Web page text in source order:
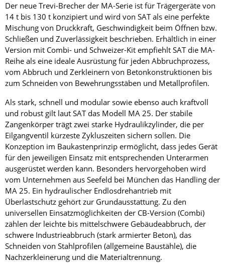
Der neue Trevi-Brecher der MA-Serie ist für Trägergeräte von
14 t bis 130 t konzipiert und wird von SAT als eine perfekte
Mischung von Druckkraft, Geschwindigkeit beim Öffnen bzw.
Schließen und Zuverlässigkeit beschrieben. Erhältlich in einer
Version mit Combi- und Schweizer-Kit empfiehlt SAT die MA-
Reihe als eine ideale Ausrüstung für jeden Abbruchprozess,
vom Abbruch und Zerkleinern von Betonkonstruktionen bis
zum Schneiden von Bewehrungsstäben und Metallprofilen.
Als stark, schnell und modular sowie ebenso auch kraftvoll
und robust gilt laut SAT das Modell MA 25. Der stabile
Zangenkörper trägt zwei starke Hydraulikzylinder, die per
Eilgang­ventil kürzeste Zykluszeiten sichern sollen. Die
Konzeption im Baukastenprinzip ermöglicht, dass jedes Gerät
für den jeweiligen Einsatz mit entsprechenden Unterarmen
ausgerüstet werden kann. Besonders hervorgehoben wird
vom Unternehmen aus Seefeld bei München das Handling der
MA 25. Ein hydraulischer Endlosdrehantrieb mit
Überlastschutz gehört zur Grundausstattung. Zu den
universellen Einsatzmöglichkeiten der CB-Version (Combi)
zählen der leichte bis mittelschwere Gebäudeabbruch, der
schwere Industrieabbruch (stark armierter Beton), das
Schneiden von Stahlprofilen (allgemeine Baustähle), die
Nachzerkleinerung und die Materialtrennung.